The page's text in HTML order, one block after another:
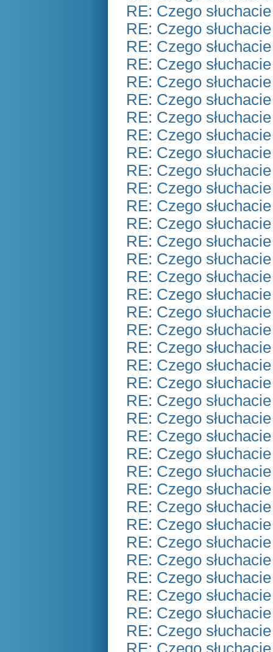
RE: Czego
RE: Czego
RE: Czego
RE: Czego
RE: Czego
RE: Czego
RE: Czego
RE: Czego
RE: Czego
RE: Czego
RE: Czego
RE: Czego
RE: Czego
RE: Czego
RE: Czego
RE: Czego
RE: Czego
RE: Czego
RE: Czego
RE: Czego
RE: Czego
RE: Czego
RE: Czego
RE: Czego
RE: Czego
RE: Czego
RE: Czego
RE: Czego
RE: Czego
RE: Czego
RE: Czego
RE: Czego
RE: Czego
RE: Czego
RE: Czego
RE: Czego
RE: Czego